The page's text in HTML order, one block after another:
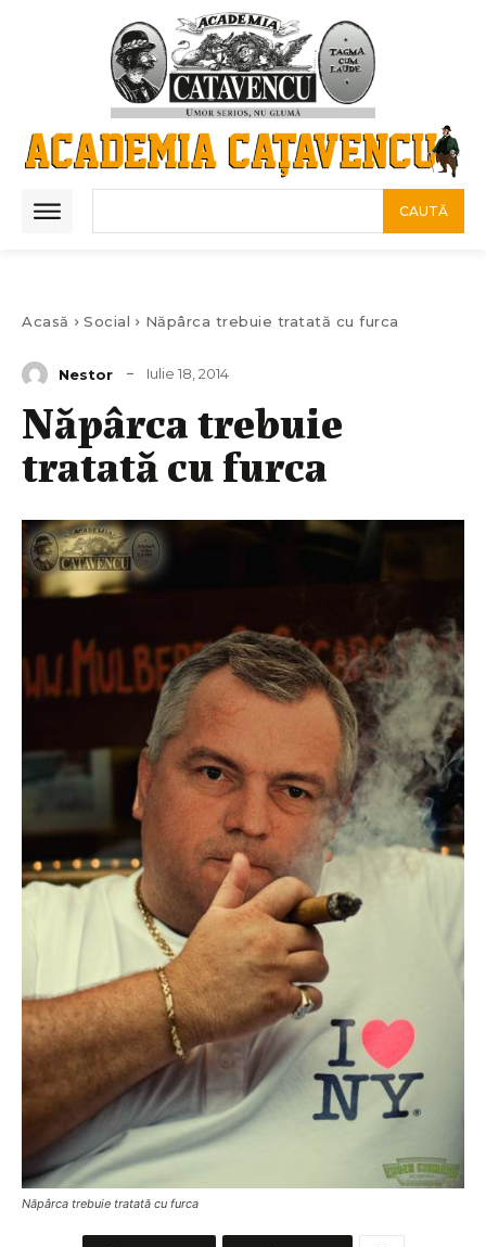
CAUTĂ
Acasă Social Năpârca trebuie tratată cu furca
Nestor Iulie 18, 2014
Năpârca trebuie
tratată cu furca
Năpârca trebuie tratată cu furca